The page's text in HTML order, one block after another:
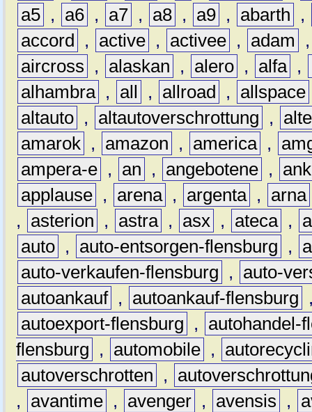
a5 , a6 , a7 , a8 , a9 , abarth
,
accord
, active , activee , adam
aircross
, alaskan , alero , alfa ,
alhambra , all , allroad , allspace
altauto , altautoverschrottung ,
amarok , amazon , america ,
ampera-e , an , angebotene ,
applause , arena , argenta , arna
,
asterion , astra , asx , ateca ,
auto , auto-entsorgen-flensburg ,
auto-verkaufen-flensburg
,
auto-
autoankauf , autoankauf-flensburg
autoexport-flensburg
,
autohandel-
flensburg
, automobile ,
autoverschrotten
,
,
avantime , avenger , avensis ,